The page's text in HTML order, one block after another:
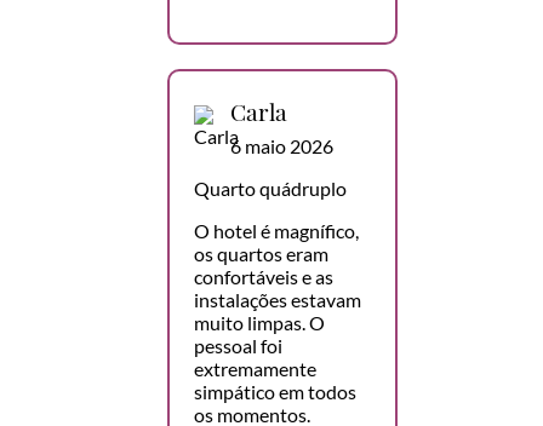
Carla
6 maio 2026
Quarto quádruplo
O hotel é magnífico,
os quartos eram
confortáveis e as
instalações estavam
muito limpas. O
pessoal foi
extremamente
simpático em todos
os momentos.